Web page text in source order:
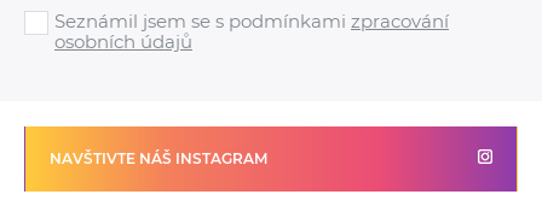
Seznámil jsem se s podmínkami zpracování
osobních údajů
NAVŠTIVTE NÁŠ INSTAGRAM